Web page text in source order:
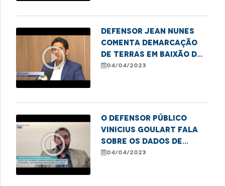
play_circle_outline
Defensor Jean Nunes
comenta demarcação
de terras em Baixão dos
Rochas por
04/04/2023
play_circle_outline
O defensor público
Vinicius Goulart fala
sobre os dados de
violência contra
04/04/2023